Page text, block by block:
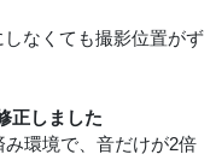
なくても撮影位置がず
正しました
環境で、音だけが2倍